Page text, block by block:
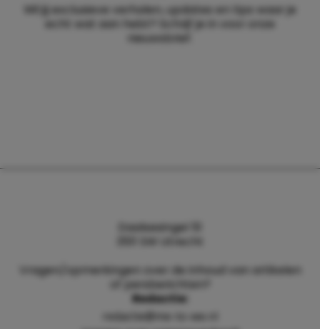
Wil jij exclusieve verhalen, updates en tips waar je
echt wat aan hebt? Schrijf je in voor onze
nieuwsbrief.
Daalsesingel 51
3511 SW Utrecht
Vragen/opmerkingen over de inhoud van artikelen
of persberichten?
Redactie:
redactie@me-to-we.nl